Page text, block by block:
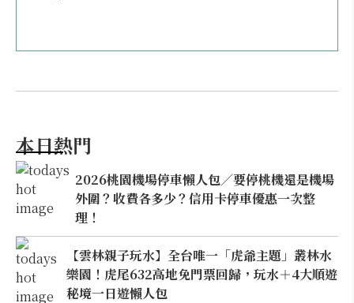
本日熱門
2026桃園機場停車懶人包／要停桃機還是機場
外圍？收費各多少？信用卡停車優惠一次整
理！
【雲林親子玩水】全台唯一「虎爺主題」叢林水
樂園！虎尾632高地免門票回歸，玩水＋4大順遊
秘境一日遊懶人包